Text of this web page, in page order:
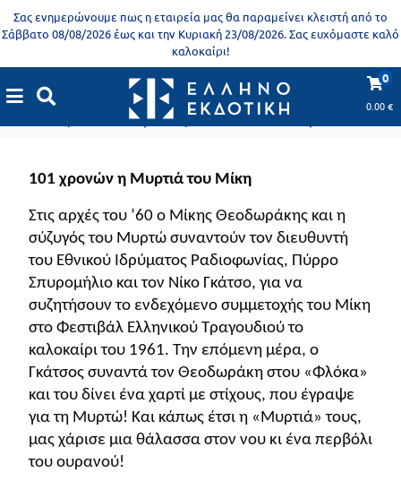
Σας ενημερώνουμε πως η εταιρεία μας θα παραμείνει κλειστή από το
Σάββατο 08/08/2026 έως και την Κυριακή 23/08/2026. Σας ευχόμαστε καλό
καλοκαίρι!
0
0.00€
X
Βιβλία
ενήλικες
Εκπαιδευτικά
βιβλία
Αποκλειστική
διάθεση
Trivia
Books
- Η
γνώση
είναι
FUN!
Παιδικό
Προδημοτική
εκπαίδευση
Εκπαιδευτικές
αφίσες
Βιβλία
Ελληνίζειν
Δημοτικό
Α΄
Τάξη
Β΄
Τάξη
Γ΄
101 χρονών η Μυρτιά του Μίκη
101 χρονών η Μυρτιά του Μίκη
Στις αρχές του ’60 ο Μίκης Θεοδωράκης και η
σύζυγός του Μυρτώ συναντούν τον διευθυντή
του Εθνικού Ιδρύματος Ραδιοφωνίας, Πύρρο
Σπυρομήλιο και τον Νίκο Γκάτσο, για να
συζητήσουν το ενδεχόμενο συμμετοχής του Μίκη
στο Φεστιβάλ Ελληνικού Τραγουδιού το
καλοκαίρι του 1961. Την επόμενη μέρα, ο
Γκάτσος συναντά τον Θεοδωράκη στου «Φλόκα»
και του δίνει ένα χαρτί με στίχους, που έγραψε
για τη Μυρτώ! Και κάπως έτσι η «Μυρτιά» τους,
μας χάρισε μια θάλασσα στον νου κι ένα περβόλι
του ουρανού!